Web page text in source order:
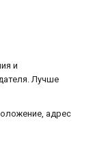
и
Лучше
адрес